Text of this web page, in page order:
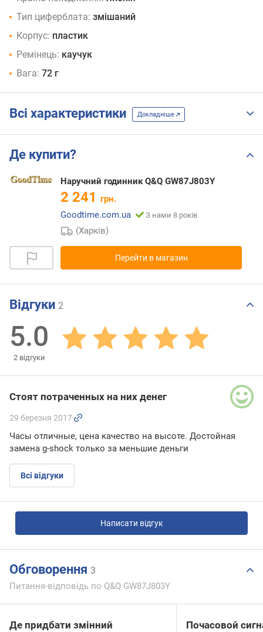
Тип циферблата: змішаний
Корпус: пластик
Ремінець: каучук
Вага: 72 г
Всі характеристики Докладніше
Де купити?
Наручний годинник Q&Q GW87J803Y
2 241 грн.
Goodtime.com.ua
З нами 8 років
(Харків)
Перейти в магазин
Відгуки 2
5.0
2 відгуки
Стоят потраченных на них денег
29 березня 2017
Часы отличные, цена качество на высоте. Достойная
замена g-shock только за меньшие деньги
Всі відгуки
Написати відгук
Обговорення 3
Питання-відповідь по Q&Q GW87J803Y
Де придбати змінний
Почасовой